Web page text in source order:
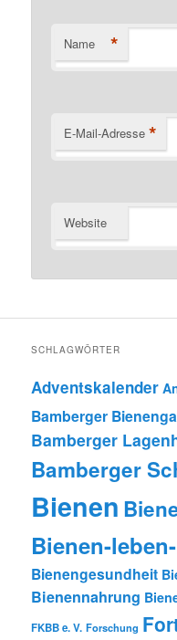
Name *
E-Mail-Adresse *
Website
SCHLAGWÖRTER
Adventskalender
Bamberger
Bamberger
Bamberger
Bienen
Bienen-
Bienengesundheit
Bienennahrung
FKBB e. V. Forschung